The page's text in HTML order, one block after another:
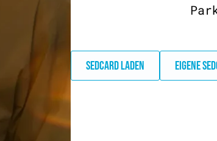
SEDCARD LADEN EIGENE